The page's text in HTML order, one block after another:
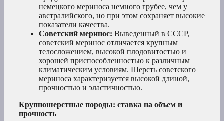
немецкого мериноса немного грубее, чем у
австралийского, но при этом сохраняет высокие
показатели качества.
Советский меринос: Выведенный в СССР,
советский меринос отличается крупным
телосложением, высокой плодовитостью и
хорошей приспособленностью к различным
климатическим условиям. Шерсть советского
мериноса характеризуется высокой длиной,
прочностью и эластичностью.
Крупношерстные породы: ставка на объем и
прочность